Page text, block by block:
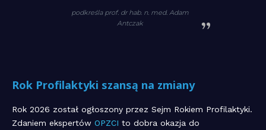
podkreśla prof. dr hab. n. med. Adam
Antczak
Rok Profilaktyki szansą na zmiany
Rok 2026 został ogłoszony przez Sejm Rokiem Profilaktyki.
Zdaniem ekspertów OPZCI to dobra okazja do